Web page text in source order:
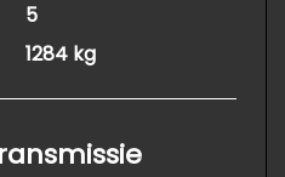
5
1284 kg